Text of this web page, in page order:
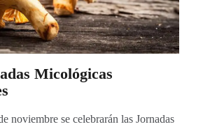
Micológicas
noviembre se celebrarán las Jornadas